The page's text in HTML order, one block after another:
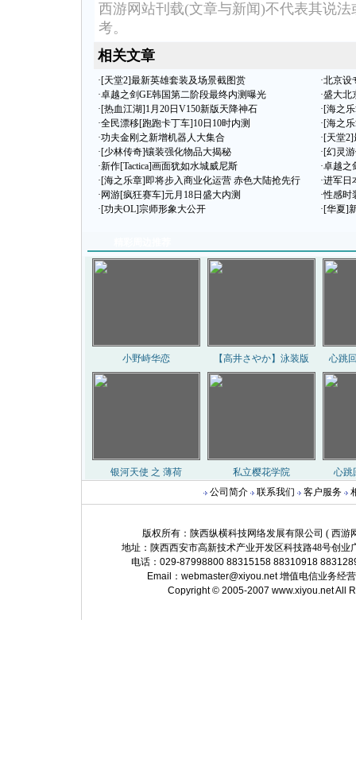
西游网站刊载(文章与新闻)不代表其说
考。
相关文章
·[天堂2]最新英雄套装及场景截图赏
·卓越之剑GE韩国第二阶段最终内测曝光
·[热血江湖]1月20日V150新版天降神石
·全民漂移[跑跑卡丁车]10日10时内测
·功夫金刚之新增机器人大集合
·[少林传奇]镶装强化物品大揭秘
·新作[Tactica]画面犹如水城威尼斯
·[海之乐章]即将步入商业化运营 赤色大陆抢先行
· 网游[疯狂赛车]元月18日盛大内测
·[功夫OL]宗师形象大公开
·北京设
·盛大北
·[海之
·[海之
·[天堂2]
·[幻灵
·卓越之
·进军日
·性感时
·[华夏]
公司简介 联系我们 客户服务
版权所有：陕西纵横科技网络发展有限公司 ( 西游
地址：陕西西安市高新技术产业开发区科技路48号创业
电话：029-87998800 88315158 88310918
Email： webmaster@xiyou.net增值电信业务经营
Copyright © 2005-2007 www.xiyou.net All